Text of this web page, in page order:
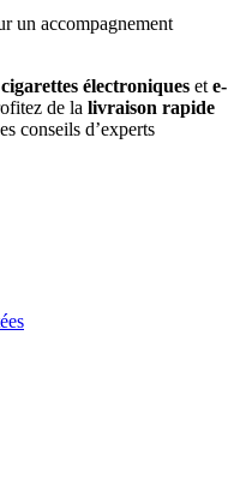
un accompagnement
cigarettes électroniques ete-
de la livraison rapide
conseils d’experts